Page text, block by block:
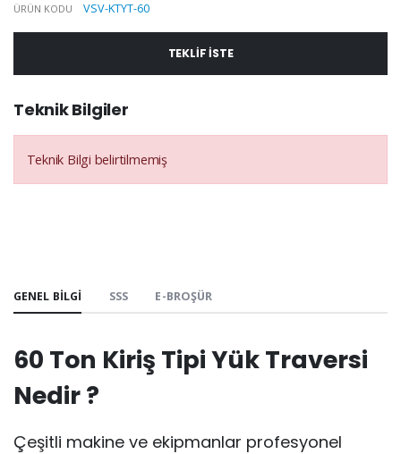
ÜRÜN KODU VSV-KTYT-60
TEKLIF ISTE
Teknik Bilgiler
Teknik Bilgi belirtilmemiş
GENEL BILGI SSS E-BROŞÜR
60 Ton Kiriş Tipi Yük Traversi
Nedir ?
Çeşitli makine ve ekipmanlar profesyonel